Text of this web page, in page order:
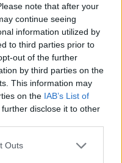
note that after your
continue seeing
information utilized by
to third parties prior to
out of the further
by third parties on the
This information may
on the IAB’s List of
disclose it to other
Outs
Δημάρχου
η ταυτότητά μου. Και